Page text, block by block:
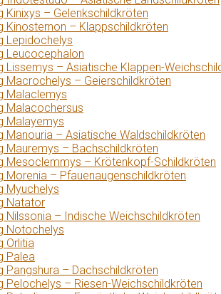
Kinixys – Gelenkschildkröten
Kinosternon – Klappschildkröten
Lepidochelys
Leucocephalon
Lissemys – Asiatische Klappen-
Macrochelys – Geierschildkröten
Malaclemys
Malacochersus
Malayemys
Manouria – Asiatische Waldschildkröten
Mauremys – Bachschildkröten
Mesoclemmys – Krötenkopf-Schildkröten
Morenia – Pfauenaugenschildkröten
Myuchelys
Natator
Nilssonia – Indische Weichschildkröten
Notochelys
Orlitia
Palea
Pangshura – Dachschildkröten
Pelochelys – Riesen-Weichschildkröten